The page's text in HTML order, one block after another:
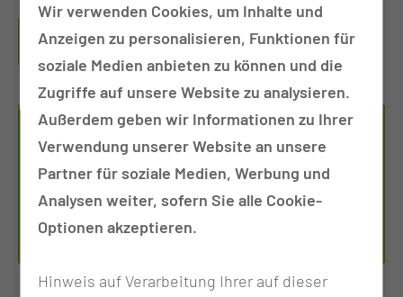
NOTFALLSANITÄTERIN & -
SANITÄTER IN VOLLZEIT
LAUSITZER RETTUNGSDIENSTSCHULE
Tel.:+49 355 46 3256
Per E-Mail kontaktieren
Wir verwenden Cookies, um Inhalte und
Anzeigen zu personalisieren, Funktionen für
soziale Medien anbieten zu können und die
Zugriffe auf unsere Website zu analysieren.
Außerdem geben wir Informationen zu Ihrer
Verwendung unserer Website an unsere
Partner für soziale Medien, Werbung und
Analysen weiter, sofern Sie alle Cookie-
Optionen akzeptieren.
Hinweis auf Verarbeitung Ihrer auf dieser